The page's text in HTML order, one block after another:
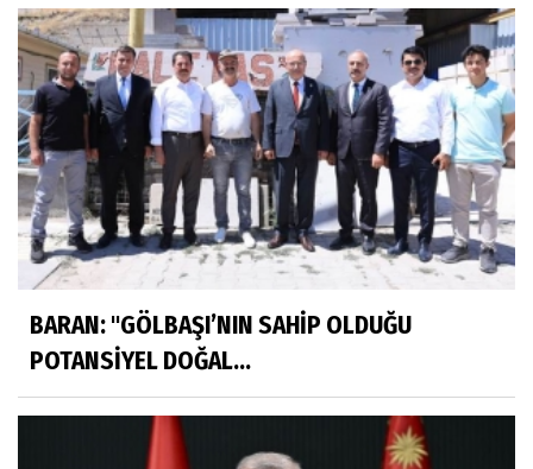
BARAN: "GÖLBAŞI’NIN SAHİP OLDUĞU
POTANSİYEL DOĞAL...